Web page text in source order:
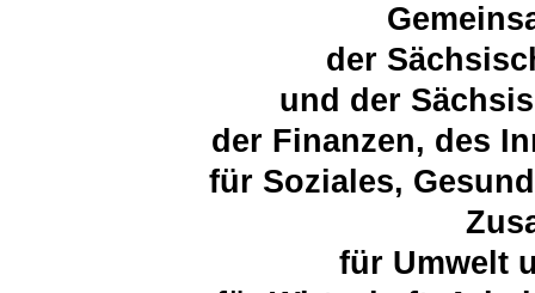
der
und der
der Finanzen, des
für Soziales,
für Umwelt